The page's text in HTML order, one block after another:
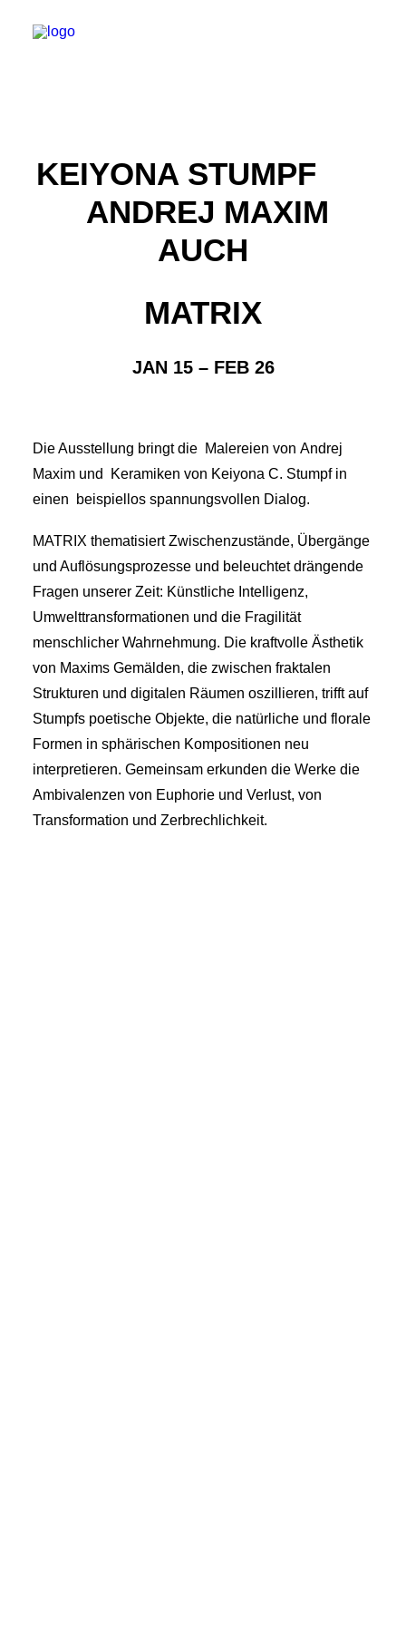
KEIYONA STUMPF
ANDREJ MAXIM
AUCH
MATRIX
JAN 15 – FEB 26
Die Ausstellung bringt die Malereien von Andrej
Maxim und Keramiken von Keiyona C. Stumpf in
einen beispiellos spannungsvollen Dialog.
MATRIX thematisiert Zwischenzustände, Übergänge
und Auflösungsprozesse und beleuchtet drängende
Fragen unserer Zeit: Künstliche Intelligenz,
Umwelttransformationen und die Fragilität
menschlicher Wahrnehmung. Die kraftvolle Ästhetik
von Maxims Gemälden, die zwischen fraktalen
Strukturen und digitalen Räumen oszillieren, trifft auf
Stumpfs poetische Objekte, die natürliche und florale
Formen in sphärischen Kompositionen neu
interpretieren. Gemeinsam erkunden die Werke die
Ambivalenzen von Euphorie und Verlust, von
Transformation und Zerbrechlichkeit.